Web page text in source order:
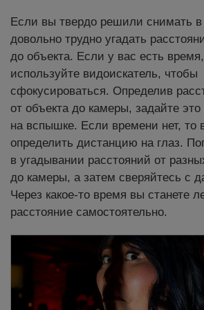
Если вы твердо решили снимать
довольно трудно угадать
до объекта. Если у вас есть
используйте видоискатель, чтобы
сфокусироваться. Определив
от объекта до камеры, задайте это
на вспышке. Если времени нет, то
определить дистанцию на глаз.
в угадывании расстояний от
до камеры, а затем сверяйтесь с
Через какое-то время вы станете
расстояние самостоятельно.